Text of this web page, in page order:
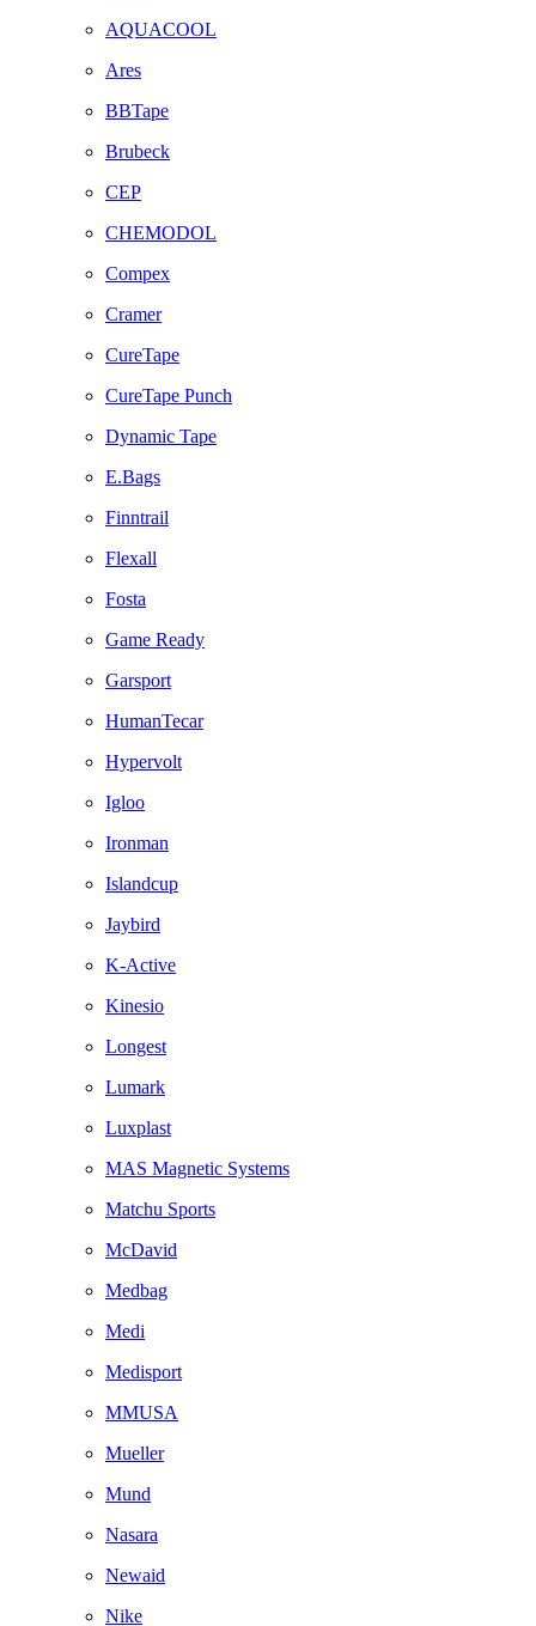
AQUACOOL
Ares
BBTape
Brubeck
CEP
CHEMODOL
Compex
Cramer
CureTape
CureTape Punch
Dynamic Tape
E.Bags
Finntrail
Flexall
Fosta
Game Ready
Garsport
HumanTecar
Hypervolt
Igloo
Ironman
Islandcup
Jaybird
K-Active
Kinesio
Longest
Lumark
Luxplast
MAS Magnetic Systems
Matchu Sports
McDavid
Medbag
Medi
Medisport
MMUSA
Mueller
Mund
Nasara
Newaid
Nike